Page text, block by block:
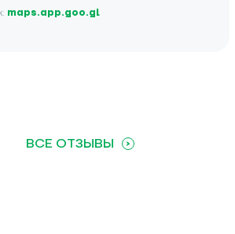
maps.app.goo.gl
ВСЕ ОТЗЫВЫ